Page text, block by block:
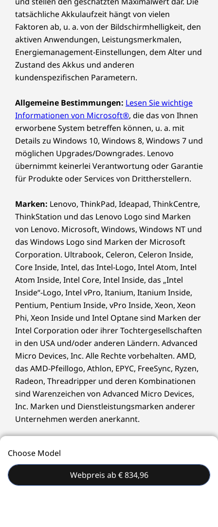
Erstklassige
Sicherheit für Ihr
Business
Robuste Sicherheitsfunktionen schützen Ihr
Unternehmen. ThinkShield, unsere Suite von
Hardware- und Softwarelösungen, verhindert
Geräteverschlüsselung sowie BIOS-basierte
Smart USB Protection. Darüber hinaus bietet
AMD PRO Sicherheit mehrschichtigen Schutz
vor Bedrohungen auf Unternehmensniveau
und vollständige Speicherverschlüsselung, um
potenzielle Bedrohungen und Angriffe
abzuwehren.
Umweltfreundliche
Entscheidungen
Wir bei Lenovo haben uns verpflichtet, unseren
Verpackung:
97 % Post-Industry Content (PIC) recyceltes
expandiertes Polyethylen (EPE) im Polsterkissen
30 % ozeangebundener Kunststoff (OBP) in der
Gerätetasche verwendet
Zertifizierungen/Registrierungen
ENERGY STAR ®8.0
ERP LOT 3
Forest Stewardship Council®(FSC)
GREENGUARD®
MIL-STD-810H
RoHS
TCO 9.0
Bis zu EPEAT® Gold*
WEITERE INFORMATIONEN
ThinkShield Sicherheit
AMD Memory Guard
AMD Shadow Stack
Smart USB Protection (BIOS-basiert)
Discreet Trusted Platform Module (dTPM) 2.0
Kensington Security Slot™
Microsoft Pluton-bereit
Optional: E-Schloss für das Gehäuse
Optional: Smart Cable Clip
Padlock Loop
Lieferumfang
Bis zu 310-W-Netzteil (Nur ausgewählte Modelle)
Kurzanleitung
tatsächliche Akkulaufzeit hängt von vielen
Faktoren ab, u. a. von der Bildschirmhelligkeit, den
aktiven Anwendungen, Leistungsmerkmalen,
Energiemanagement-Einstellungen, dem Alter und
Zustand des Akkus und anderen
kundenspezifischen Parametern.
Allgemeine Bestimmungen: Lesen Sie wichtige
Informationen von Microsoft®, die das von Ihnen
erworbene System betreffen können, u. a. mit
Details zu Windows 10, Windows 8, Windows 7 und
möglichen Upgrades/Downgrades. Lenovo
übernimmt keinerlei Verantwortung oder Garantie
für Produkte oder Services von Drittherstellern.
Marken: Lenovo, ThinkPad, Ideapad, ThinkCentre,
ThinkStation und das Lenovo Logo sind Marken
von Lenovo. Microsoft, Windows, Windows NT und
das Windows Logo sind Marken der Microsoft
Corporation. Ultrabook, Celeron, Celeron Inside,
Core Inside, Intel, das Intel-Logo, Intel Atom, Intel
Atom Inside, Intel Core, Intel Inside, das „Intel
Inside“-Logo, Intel vPro, Itanium, Itanium Inside,
Pentium, Pentium Inside, vPro Inside, Xeon, Xeon
Phi, Xeon Inside und Intel Optane sind Marken der
Intel Corporation oder ihrer Tochtergesellschaften
in den USA und/oder anderen Ländern. Advanced
Micro Devices, Inc. Alle Rechte vorbehalten. AMD,
das AMD-Pfeillogo, Athlon, EPYC, FreeSync, Ryzen,
Radeon, Threadripper und deren Kombinationen
sind Warenzeichen von Advanced Micro Devices,
Inc. Marken und Dienstleistungsmarken anderer
Unternehmen werden anerkannt.
Choose Model
Webpreis ab € 834,96